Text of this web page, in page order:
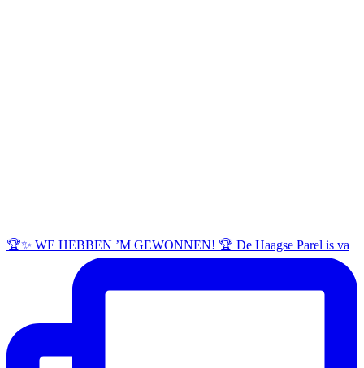
🏆✨ WE HEBBEN ’M GEWONNEN! 🏆 De Haagse Parel is va